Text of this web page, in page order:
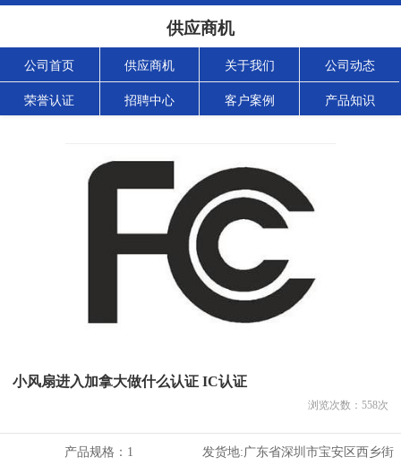
供应商机
公司首页 供应商机 关于我们 公司动态
荣誉认证 招聘中心 客户案例 产品知识
小风扇进入加拿大做什么认证 IC认证
浏览次数： 558次
产品规格： 1 发货地:广东省深圳市宝安区西乡街